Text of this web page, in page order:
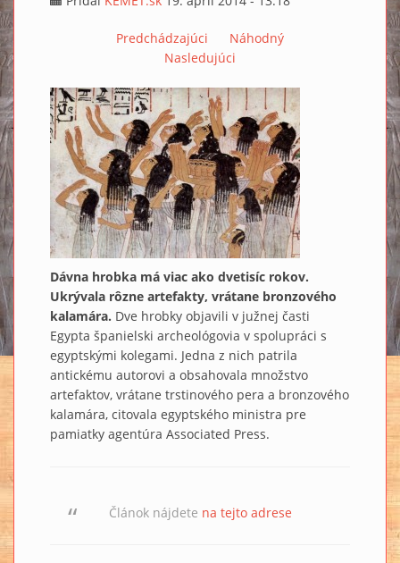
Predchádzajúci
Náhodný
Nasledujúci
Dávna hrobka má viac ako dvetisíc rokov.
Ukrývala rôzne artefakty, vrátane bronzového
kalamára. Dve hrobky objavili v južnej časti
Egypta španielski archeológovia v spolupráci s
egyptskými kolegami. Jedna z nich patrila
antickému autorovi a obsahovala množstvo
artefaktov, vrátane trstinového pera a bronzového
kalamára, citovala egyptského ministra pre
pamiatky agentúra Associated Press.
Článok nájdete na tejto adrese